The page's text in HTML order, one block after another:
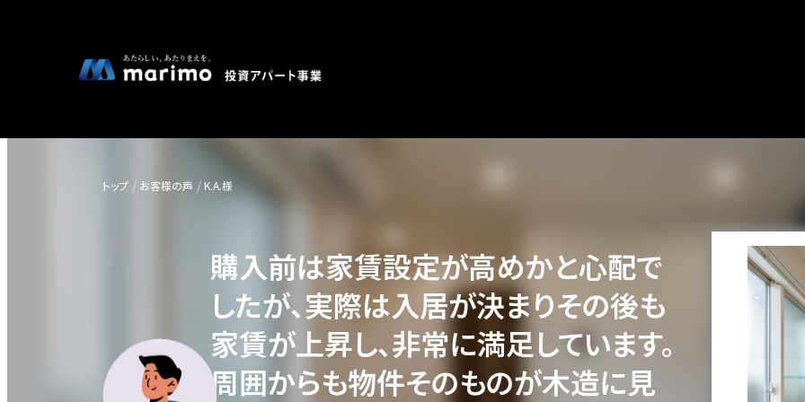
購入前は家賃設定が高めかと心配で
したが、実際は入居が決まりその後も
家賃が上昇し、非常に満足しています。
周囲からも物件そのものが木造に見
トップ お客様の声 K.A.様